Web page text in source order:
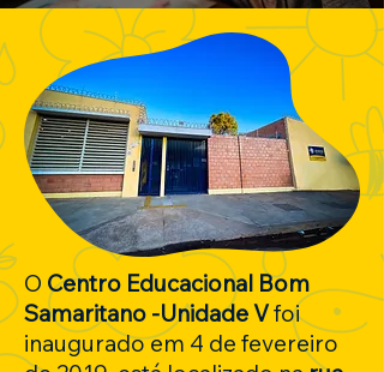
O Centro Educacional Bom
Samaritano -Unidade Vfoi
inaugurado em 4 de fevereiro